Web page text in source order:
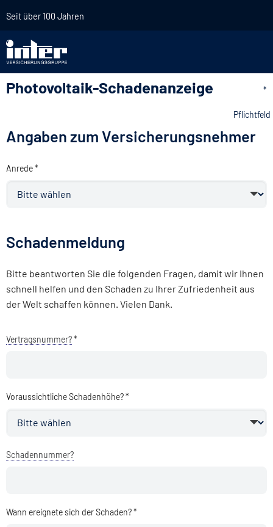
Seit über 100 Jahren
Photovoltaik-Schadenanzeige *
Pflichtfeld
Angaben zum Versicherungsnehmer
Anrede *
Schadenmeldung
Bitte beantworten Sie die folgenden Fragen, damit wir Ihnen
schnell helfen und den Schaden zu Ihrer Zufriedenheit aus
der Welt schaffen können. Vielen Dank.
Vertragsnummer?*
Voraussichtliche Schadenhöhe? *
Schadennummer?
Wann ereignete sich der Schaden? *